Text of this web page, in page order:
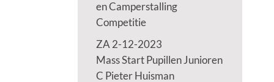
en Camperstalling
Competitie
ZA 2-12-2023
Mass Start Pupillen Junioren
C Pieter Huisman